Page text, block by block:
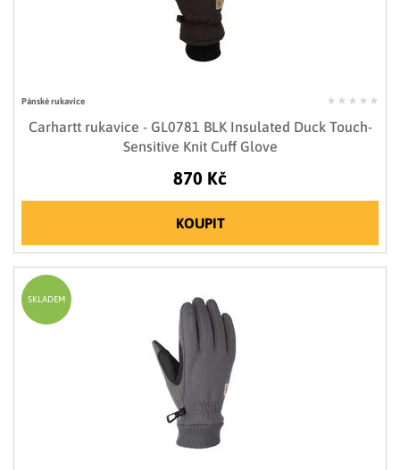
Pánské rukavice
Carhartt rukavice - GL0781 BLK Insulated Duck Touch-
Sensitive Knit Cuff Glove
870 Kč
KOUPIT
SKLADEM